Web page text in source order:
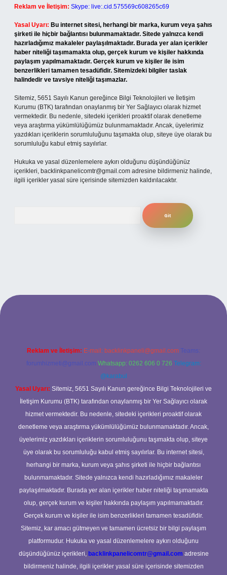
Reklam ve İletişim: Skype: live:.cid.575569c608265c69
Yasal Uyarı: Bu internet sitesi, herhangi bir marka, kurum veya şahıs
şirketi ile hiçbir bağlantısı bulunmamaktadır. Sitede yalnızca kendi
hazırladığımız makaleler paylaşılmaktadır. Burada yer alan içerikler
haber niteliği taşımamakta olup, gerçek kurum ve kişiler hakkında
paylaşım yapılmamaktadır. Gerçek kurum ve kişiler ile isim
benzerlikleri tamamen tesadüfidir. Sitemizdeki bilgiler taslak
halindedir ve tavsiye niteliği taşımazlar.
Sitemiz, 5651 Sayılı Kanun gereğince Bilgi Teknolojileri ve İletişim
Kurumu (BTK) tarafından onaylanmış bir Yer Sağlayıcı olarak hizmet
vermektedir. Bu nedenle, sitedeki içerikleri proaktif olarak denetleme
veya araştırma yükümlülüğümüz bulunmamaktadır. Ancak, üyelerimiz
yazdıkları içeriklerin sorumluluğunu taşımakta olup, siteye üye olarak bu
sorumluluğu kabul etmiş sayılırlar.
Hukuka ve yasal düzenlemelere aykırı olduğunu düşündüğünüz
içerikleri, backlinkpanelicomtr@gmail.com adresine bildirmeniz halinde,
ilgili içerikler yasal süre içerisinde sitemizden kaldırılacaktır.
yeni giriş adresi
Reklam ve İletişim: E-mail: backlinkpaneli@gmail.com Teams:
forumhizmeti@gmail.com Whatsapp: 0262 606 0 726 Telegram:
@karabul
Yasal Uyarı: Sitemiz, 5651 Sayılı Kanun gereğince Bilgi Teknolojileri ve
İletişim Kurumu (BTK) tarafından onaylanmış bir Yer Sağlayıcı olarak
hizmet vermektedir. Bu nedenle, sitedeki içerikleri proaktif olarak
denetleme veya araştırma yükümlülüğümüz bulunmamaktadır. Ancak,
üyelerimiz yazdıkları içeriklerin sorumluluğunu taşımakta olup, siteye
üye olarak bu sorumluluğu kabul etmiş sayılırlar. Bu internet sitesi,
herhangi bir marka, kurum veya şahıs şirketi ile hiçbir bağlantısı
bulunmamaktadır. Sitede yalnızca kendi hazırladığımız makaleler
paylaşılmaktadır. Burada yer alan içerikler haber niteliği taşımamakta
olup, gerçek kurum ve kişiler hakkında paylaşım yapılmamaktadır.
Gerçek kurum ve kişiler ile isim benzerlikleri tamamen tesadüfidir.
Sitemiz, kar amacı gütmeyen ve tamamen ücretsiz bir bilgi paylaşım
platformudur. Hukuka ve yasal düzenlemelere aykırı olduğunu
düşündüğünüz içerikleri, backlinkpanelicomtr@gmail.com adresine
bildirmeniz halinde, ilgili içerikler yasal süre içerisinde sitemizden